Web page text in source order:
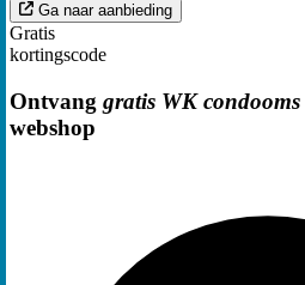
Ga naar aanbieding
Gratis
kortingscode
Ontvang gratis WK condooms
webshop